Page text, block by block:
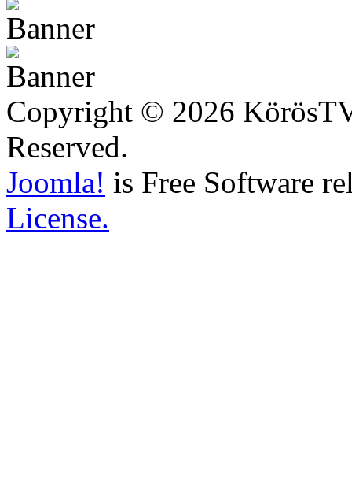
Copyright © 2026
Reserved.
Joomla! is Free Software
License.